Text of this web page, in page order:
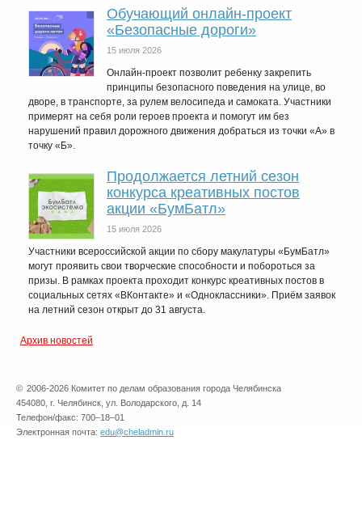
Обучающий онлайн-проект
«Безопасные дороги»
15 июля 2026
Онлайн-проект позволит ребенку закрепить
принципы безопасного поведения на улице, во
дворе, в транспорте, за рулем велосипеда и самоката. Участники
примерят на себя роли героев проекта и помогут им без
нарушений правил дорожного движения добраться из точки «А» в
точку «Б».
Продолжается летний сезон
конкурса креативных постов
акции «БумБатл»
15 июля 2026
Участники всероссийской акции по сбору макулатуры «БумБатл»
могут проявить свои творческие способности и побороться за
призы. В рамках проекта проходит конкурс креативных постов в
социальных сетях «ВКонтакте» и «Одноклассники». Приём заявок
на летний сезон открыт до 31 августа.
Архив новостей
© 2006-2026 Комитет по делам образования города Челябинска
454080, г. Челябинск, ул. Володарского, д. 14
Телефон/факс: 700–18–01
Электронная почта: edu@cheladmin.ru